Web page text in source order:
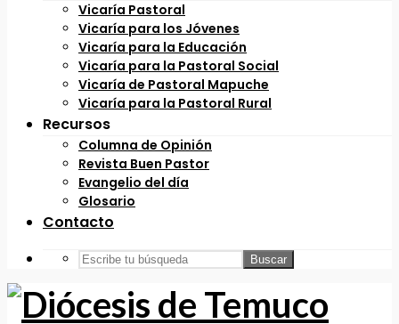
Vicaría Pastoral
Vicaría para los Jóvenes
Vicaría para la Educación
Vicaría para la Pastoral Social
Vicaría de Pastoral Mapuche
Vicaría para la Pastoral Rural
Recursos
Columna de Opinión
Revista Buen Pastor
Evangelio del día
Glosario
Contacto
Buscar